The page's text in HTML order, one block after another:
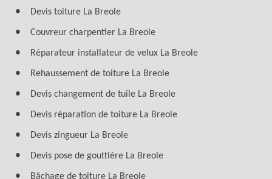
Devis toiture La Breole
Couvreur charpentier La Breole
Réparateur installateur de velux La Breole
Rehaussement de toiture La Breole
Devis changement de tuile La Breole
Devis réparation de toiture La Breole
Devis zingueur La Breole
Devis pose de gouttière La Breole
Bâchage de toiture La Breole